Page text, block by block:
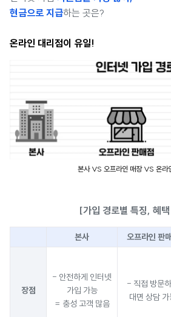
현금으로 지급하는 곳은?
온라인 대리점이 유일!
본사 VS 오프라인 매장 VS 온라
[가입 경로별 특징, 혜
본사 오프라인 판
장점
- 안전하게 인터넷
가입 가능
= 충성 고객 많음
- 직접 방문
대면 상담